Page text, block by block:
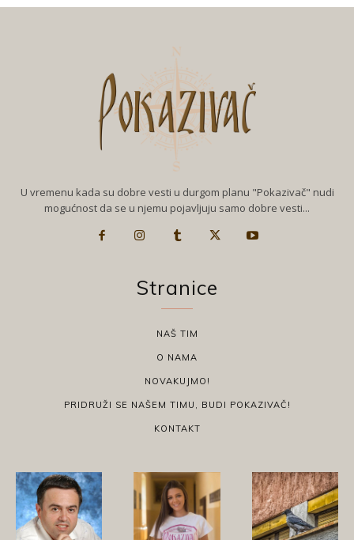
U vremenu kada su dobre vesti u durgom planu "Pokazivač" nudi
mogućnost da se u njemu pojavljuju samo dobre vesti...
Stranice
NAŠ TIM
O NAMA
NOVAKUJMO!
PRIDRUŽI SE NAŠEM TIMU, BUDI POKAZIVAČ!
KONTAKT